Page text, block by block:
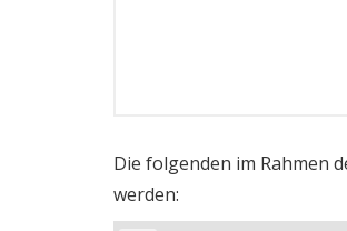
Die folgenden im Rahmen
werden: